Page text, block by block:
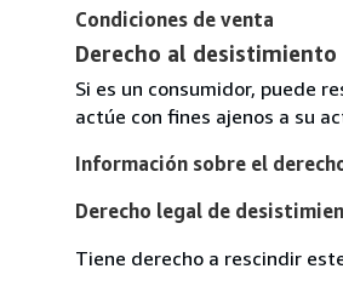
Condiciones de venta
Derecho al desistimiento
Si es un consumidor, puede
actúe con fines ajenos a su
Información sobre el
Derecho legal de
Tiene derecho a rescindir